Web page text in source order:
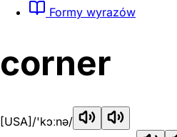
Formy wyrazów
corner
[USA] /'kɔːnə/